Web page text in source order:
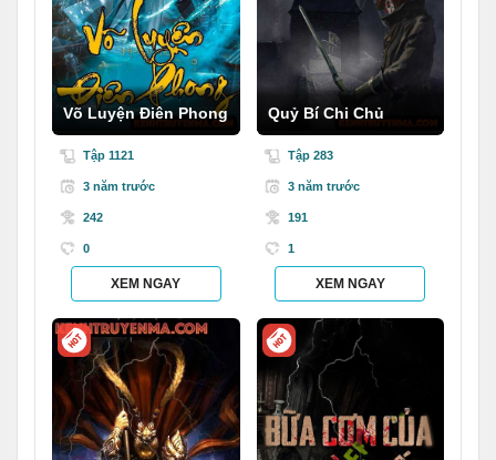
Võ Luyện Điên Phong
Tập 1121
3 năm trước
242
0
XEM NGAY
Quỷ Bí Chi Chủ
Tập 283
3 năm trước
191
1
XEM NGAY